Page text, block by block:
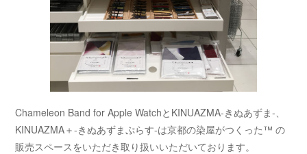
Chameleon Band for Apple WatchとKINUAZMA-きぬあずま-、
KINUAZMA＋-きぬあずまぷらす-は京都の染屋がつくった™ の
販売スペースをいただき取り扱いいただいております。